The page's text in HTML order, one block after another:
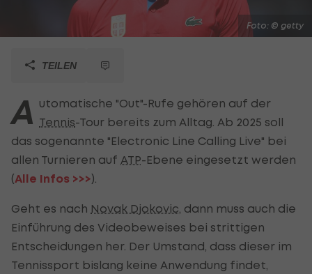
Foto: © getty
TEILEN
A utomatische "Out"-Rufe gehören auf der
Tennis-Tour bereits zum Alltag. Ab 2025 soll
das sogenannte "Electronic Line Calling Live" bei
allen Turnieren auf ATP-Ebene eingesetzt werden
(Alle Infos >>>).
Geht es nach Novak Djokovic , dann muss auch die
Einführung des Videobeweises bei strittigen
Entscheidungen her. Der Umstand, dass dieser im
Tennissport bislang keine Anwendung findet,